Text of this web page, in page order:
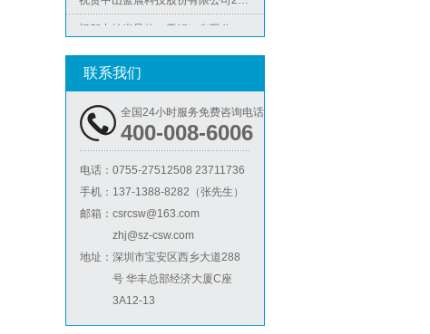
Lowe's劳氏验厂
BSCI验厂
祝贺力特半导体（无锡）有限公司2026年快速通过RBA-VAP认证审核并取得170.2分
祝贺台湾JE HONG INTERNATIONAL TEXTILE CO., LTD 2026年快速通过GRS认证
祝贺印尼PT EVERPRO INDONESIA TECHNOLOGIES公司2026年快速通过RBA-VAP审核
联系我们
全国24小时服务免费咨询电话
400-008-6006
电话： 0755-27512508 23711736
手机： 137-1388-8282（张先生）
邮箱： csrcsw@163.com
zhj@sz-csw.com
地址： 深圳市宝安区西乡大道288
号 华丰总部经济大厦C座
3A12-13